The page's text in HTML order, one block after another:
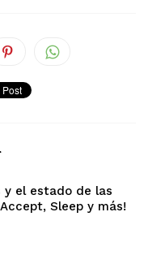
y el estado de las
Sleep y más!